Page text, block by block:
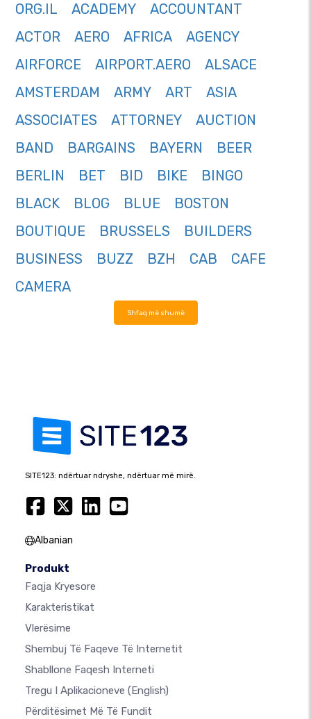
ORG.IL
ACADEMY
ACCOUNTANT
ACTOR
AERO AFRICA
AGENCY
AIRFORCE
AIRPORT.AERO
ALSACE
AMSTERDAM
ARMY ART
ASIA
ASSOCIATES
ATTORNEY
AUCTION
BAND
BARGAINS BAYERN
BEER
BERLIN
BET BID BIKE
BINGO
BLACK
BLOG BLUE
BOSTON
BOUTIQUE
BRUSSELS
BUILDERS
BUSINESS
BUZZ BZH CAB
CAFE
CAMERA
Shfaq më shumë
SITE123: ndërtuar ndryshe, ndërtuar më mirë.
Albanian
Produkt
Faqja Kryesore
Karakteristikat
Vlerësime
Shembuj Të Faqeve Të Internetit
Shabllone Faqesh Interneti
Tregu I Aplikacioneve (English)
Përditësimet Më Të Fundit